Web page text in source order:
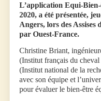
L’application Equi-
2020, a été présentée,
Angers, lors des Assises
par Ouest-France.
Christine Briant,
(Institut français du cheval
(Institut national de la
avec son équipe et
pour évaluer le bien-être